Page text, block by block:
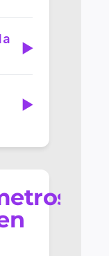
▶
▶